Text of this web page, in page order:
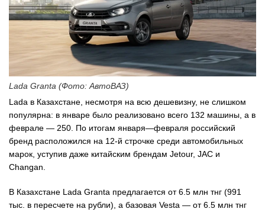
Lada Granta (Фото: АвтоВАЗ)
Lada в Казахстане, несмотря на всю дешевизну, не слишком
популярна: в январе было реализовано всего 132 машины, а в
феврале — 250. По итогам января—февраля российский
бренд расположился на 12-й строчке среди автомобильных
марок, уступив даже китайским брендам Jetour, JAC и
Changan.
В Казахстане Lada Granta предлагается от 6.5 млн тнг (991
тыс. в пересчете на рубли), а базовая Vesta — от 6.5 млн тнг